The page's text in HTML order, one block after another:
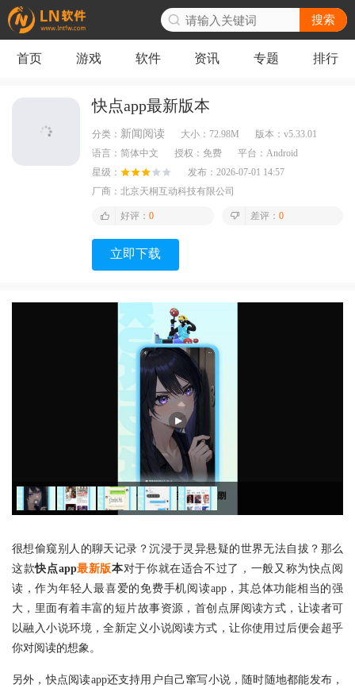
搜索
首页 游戏 软件 资讯 专题 排行
快点app最新版本
分类： 新闻阅读 大小： 72.98M 版本： v5.33.01
语言： 简体中文 授权： 免费 平台： Android
星级：
发布： 2026-07-01 14:57
厂商： 北京天桐互动科技有限公司
好评： 0 差评： 0
立即下载
很想偷窥别人的聊天记录？沉浸于灵异悬疑的世界无法自拔？那么
这款快点app最新版本对于你就在适合不过了，一般又称为快点阅
读，作为年轻人最喜爱的免费手机阅读app，其总体功能相当的强
大，里面有着丰富的短片故事资源，首创点屏阅读方式，让读者可
以融入小说环境，全新定义小说阅读方式，让你使用过后便会超乎
你对阅读的想象。
另外，快点阅读app还支持用户自己窜写小说，随时随地都能发布，